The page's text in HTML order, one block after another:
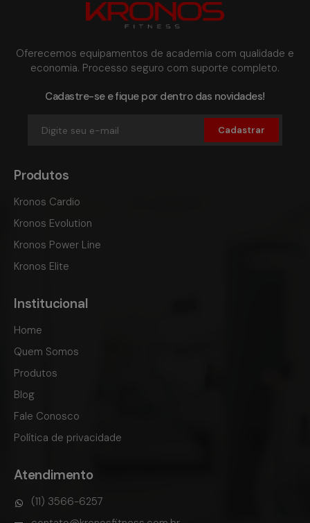
Oferecemos equipamentos de academia com qualidade e
economia. Processo seguro com suporte completo.
Cadastre-se e fique por dentro das novidades!
Cadastrar
Produtos
Kronos Cardio
Kronos Evolution
Kronos Power Line
Kronos Elite
Institucional
Home
Quem Somos
Produtos
Blog
Fale Conosco
Política de privacidade
Atendimento
(11) 3566-6257